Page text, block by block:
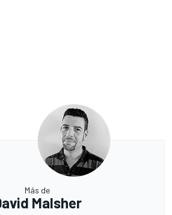
Más de
Malsher